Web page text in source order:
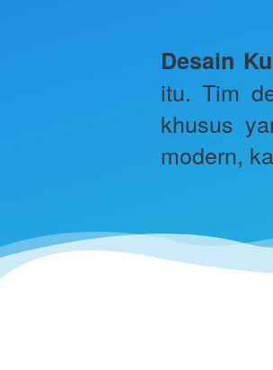
Desain
itu. Tim
khusus
modern,